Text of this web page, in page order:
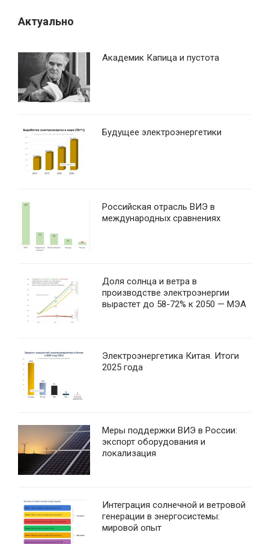
Актуально
Академик Капица и пустота
Будущее электроэнергетики
Российская отрасль ВИЭ в
международных сравнениях
Доля солнца и ветра в
производстве электроэнергии
вырастет до 58-72% к 2050 — МЭА
Электроэнергетика Китая. Итоги
2025 года
Меры поддержки ВИЭ в России:
экспорт оборудования и
локализация
Интеграция солнечной и ветровой
генерации в энергосистемы:
мировой опыт